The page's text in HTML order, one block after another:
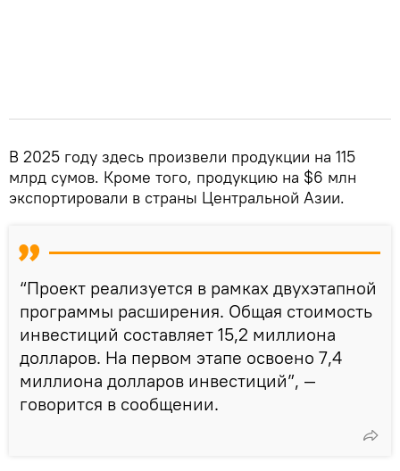
В 2025 году здесь произвели продукции на 115
млрд сумов. Кроме того, продукцию на $6 млн
экспортировали в страны Центральной Азии.
“Проект реализуется в рамках двухэтапной
программы расширения. Общая стоимость
инвестиций составляет 15,2 миллиона
долларов. На первом этапе освоено 7,4
миллиона долларов инвестиций”, —
говорится в сообщении.